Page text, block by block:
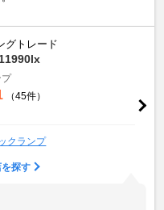
グトレード
（45件）
クランプ
探す